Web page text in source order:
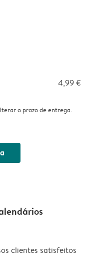
4,99 €
o prazo de entrega.
clientes satisfeitos